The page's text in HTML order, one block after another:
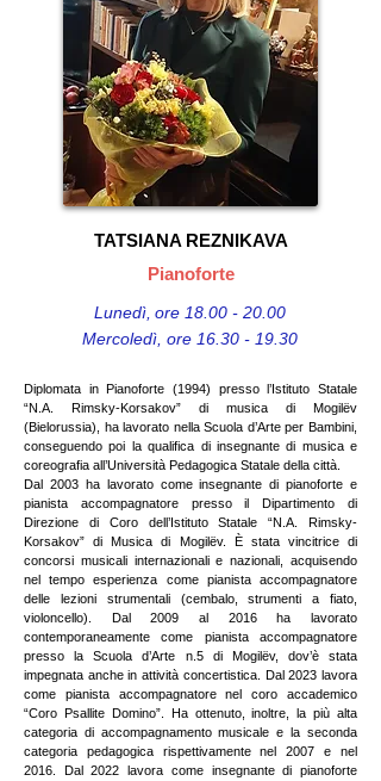
TATSIANA REZNIKAVA
Pianoforte
Lunedì ore 18.00 - 20.00
Mercoledì, ore 16.30 - 19.30
Diplomata in Pianoforte (1994) presso l’Istituto Statale
“N.A. Rimsky-Korsakov” di musica di Mogilëv
(Bielorussia), ha lavorato nella Scuola d’Arte per Bambini,
conseguendo poi la qualifica di insegnante di musica e
coreografia all’Università Pedagogica Statale della città.
Dal 2003 ha lavorato come insegnante di pianoforte e
pianista accompagnatore presso il Dipartimento di
Direzione di Coro dell’Istituto Statale “N.A. Rimsky-
Korsakov” di Musica di Mogilëv. È stata vincitrice di
concorsi musicali internazionali e nazionali, acquisendo
nel tempo esperienza come pianista accompagnatore
delle lezioni strumentali (cembalo, strumenti a fiato,
violoncello). Dal 2009 al 2016 ha lavorato
contemporaneamente come pianista accompagnatore
presso la Scuola d’Arte n.5 di Mogilëv, dov’è stata
impegnata anche in attività concertistica. Dal 2023 lavora
come pianista accompagnatore nel coro accademico
“Coro Psallite Domino”. Ha ottenuto, inoltre, la più alta
categoria di accompagnamento musicale e la seconda
categoria pedagogica rispettivamente nel 2007 e nel
2016. Dal 2022 lavora come insegnante di pianoforte